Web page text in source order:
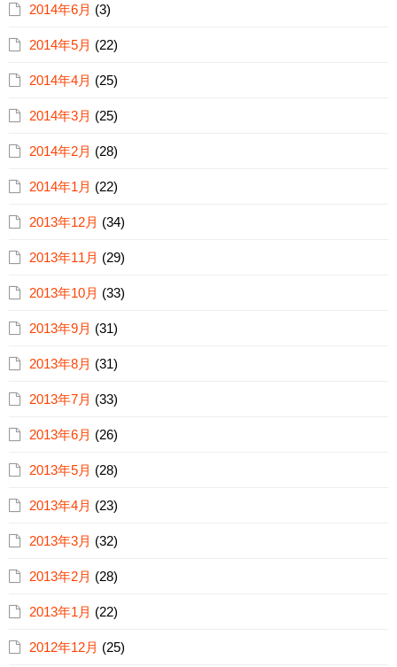
2014年6月 (3)
2014年5月 (22)
2014年4月 (25)
2014年3月 (25)
2014年2月 (28)
2014年1月 (22)
2013年12月 (34)
2013年11月 (29)
2013年10月 (33)
2013年9月 (31)
2013年8月 (31)
2013年7月 (33)
2013年6月 (26)
2013年5月 (28)
2013年4月 (23)
2013年3月 (32)
2013年2月 (28)
2013年1月 (22)
2012年12月 (25)